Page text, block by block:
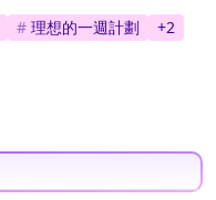
# 理想的一週計劃 +2